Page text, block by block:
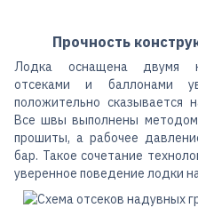
Прочность
Лодка оснащена двумя
отсеками и баллонами
положительно сказывается
Все швы выполнены
прошиты, а рабочее
бар. Такое сочетание
уверенное поведение лодки